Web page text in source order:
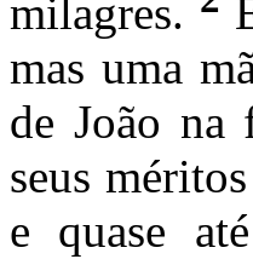
milagres.
mas uma
de João na
seus
e quase